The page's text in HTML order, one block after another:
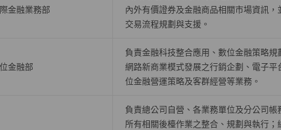
金融業務部
內外有價證券及金融商品相關市場資訊
交易流程規劃與支援。
金融部
負責金融科技整合應用、數位金融策略規
網路新商業模式發展之行銷企劃、電子
位金融營運策略及客群經營等業務。
負責總公司自營、各業務單位及分公司
所有相關後檯作業之整合、規劃與執行；